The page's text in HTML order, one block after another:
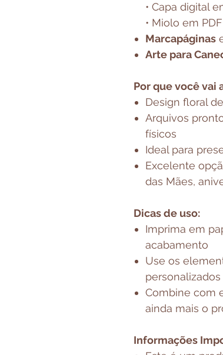
• Capa digital
• Miolo em PDF
Marcapáginas
Arte para
Por que você vai
Design floral
Arquivos
físicos
Ideal para
Excelente
das Mães,
Dicas de uso:
Imprima em
acabamento
Use os
personalizados
Combine com
ainda mais o
Informações